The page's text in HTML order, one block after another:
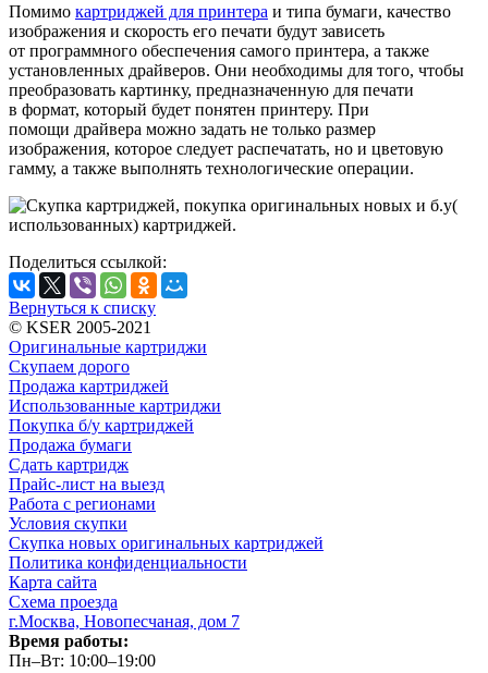
Помимо картриджей для принтера и типа бумаги, качество
изображения и скорость его печати будут зависеть
от программного обеспечения самого принтера, а также
установленных драйверов. Они необходимы для того, чтобы
преобразовать картинку, предназначенную для печати
в формат, который будет понятен принтеру. При
помощи драйвера можно задать не только размер
изображения, которое следует распечатать, но и цветовую
гамму, а также выполнять технологические операции.
Поделиться ссылкой:
Вернуться к списку
© KSER 2005-2021
Оригинальные картриджи
Скупаем дорого
Продажа картриджей
Использованные картриджи
Покупка б/у картриджей
Продажа бумаги
Сдать картридж
Прайс-лист на выезд
Работа с регионами
Условия скупки
Скупка новых оригинальных картриджей
Политика конфиденциальности
Карта сайта
Схема проезда
г.Москва, Новопесчаная, дом 7
Время работы:
Пн–Вт: 10:00–19:00